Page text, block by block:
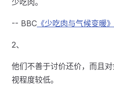
少吃肉。
-- BBC 《少吃肉与气候变暖》
2、
他们不善于讨价还价，而且
视程度较低。